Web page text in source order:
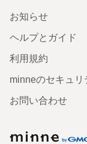
お知らせ
ヘルプとガイド
利用規約
minneのセキュリ
お問い合わせ